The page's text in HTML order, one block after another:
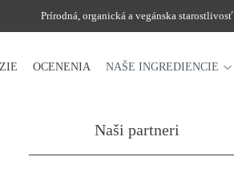
Prírodná, organická a vegánska starostlivosť
OCENENIA NAŠE INGREDIENCIE
Naši partneri